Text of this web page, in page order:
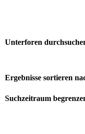
Unterforen
Ergebnisse sortieren
Suchzeitraum